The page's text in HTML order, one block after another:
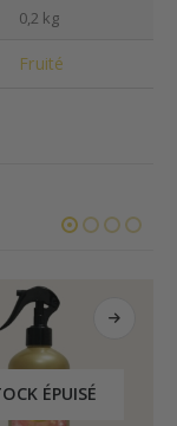
0,2 kg
Fruité
ÉPUISÉ